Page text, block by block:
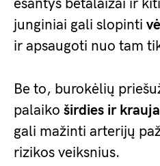
esantys betalaizai ir
junginiai gali slopinti
ir apsaugoti nuo tam
Be to, burokėlių
palaiko širdies ir
gali mažinti arterijų
rizikos veiksnius.